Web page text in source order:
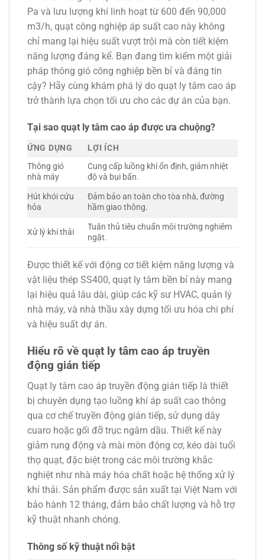
Pa và lưu lượng khí linh hoạt từ 600 đến 90,000
m3/h, quạt công nghiệp áp suất cao này không
chỉ mang lại hiệu suất vượt trội mà còn tiết kiệm
năng lượng đáng kể. Bạn đang tìm kiếm một giải
pháp thông gió công nghiệp bền bỉ và đáng tin
cậy? Hãy cùng khám phá lý do quạt ly tâm cao áp
trở thành lựa chọn tối ưu cho các dự án của bạn.
Tại sao quạt ly tâm cao áp được ưa chuộng?
ỨNG DỤNG
LỢI ÍCH
Thông gió
nhà máy
Cung cấp luồng khí ổn định, giảm nhiệt
độ và bụi bẩn.
Hút khói cứu
hỏa
Đảm bảo an toàn cho tòa nhà, đường
hầm giao thông.
Xử lý khí thải
Tuân thủ tiêu chuẩn môi trường nghiêm
ngặt.
Được thiết kế với động cơ tiết kiệm năng lượng và
vật liệu thép SS400, quạt ly tâm bền bỉ này mang
lại hiệu quả lâu dài, giúp các kỹ sư HVAC, quản lý
nhà máy, và nhà thầu xây dựng tối ưu hóa chi phí
và hiệu suất dự án.
Hiểu rõ về quạt ly tâm cao áp truyền
động gián tiếp
Quạt ly tâm cao áp truyền động gián tiếp là thiết
bị chuyên dụng tạo luồng khí áp suất cao thông
qua cơ chế truyền động gián tiếp, sử dụng dây
cuaro hoặc gối đỡ trục ngâm dầu. Thiết kế này
giảm rung động và mài mòn động cơ, kéo dài tuổi
thọ quạt, đặc biệt trong các môi trường khắc
nghiệt như nhà máy hóa chất hoặc hệ thống xử lý
khí thải. Sản phẩm được sản xuất tại Việt Nam với
bảo hành 12 tháng, đảm bảo chất lượng và hỗ trợ
kỹ thuật nhanh chóng.
Thông số kỹ thuật nổi bật